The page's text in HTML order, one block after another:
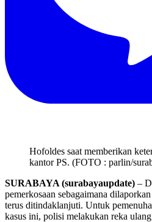
Hofoldes saat memberikan
kantor PS. (FOTO : parlin/
SURABAYA (surabayaupdate) –
pemerkosaan sebagaimana
terus ditindaklanjuti. Untuk
kasus ini, polisi melakukan reka